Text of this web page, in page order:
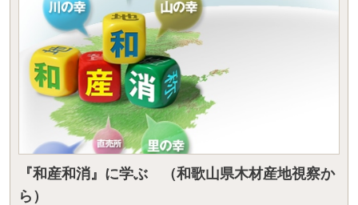
『和産和消』に学ぶ （和歌山県木材産地視察か
ら）